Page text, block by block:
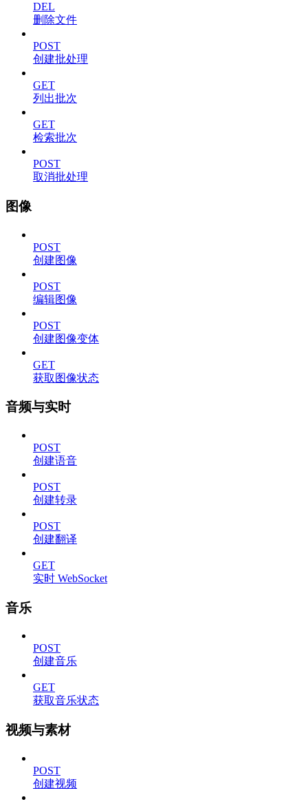
DEL
删除文件
POST
创建批处理
GET
列出批次
GET
检索批次
POST
取消批处理
图像
POST
创建图像
POST
编辑图像
POST
创建图像变体
GET
获取图像状态
音频与实时
POST
创建语音
POST
创建转录
POST
创建翻译
GET
实时 WebSocket
音乐
POST
创建音乐
GET
获取音乐状态
视频与素材
POST
创建视频